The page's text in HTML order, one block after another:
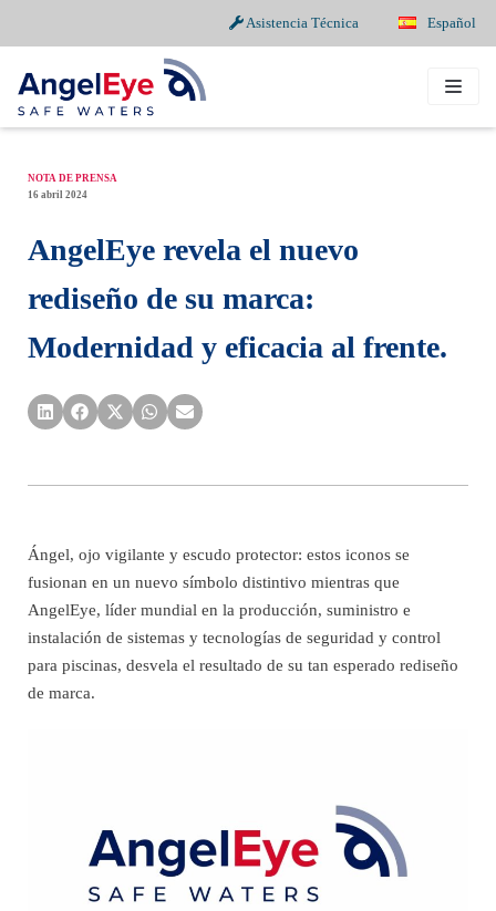
Asistencia Técnica Español
al
contenido
NOTA DE PRENSA
16 abril 2024
AngelEye revela el nuevo
rediseño de su marca:
Modernidad y eficacia al frente.
Ángel, ojo vigilante y escudo protector: estos iconos se
fusionan en un nuevo símbolo distintivo mientras que
AngelEye, líder mundial en la producción, suministro e
instalación de sistemas y tecnologías de seguridad y control
para piscinas, desvela el resultado de su tan esperado rediseño
de marca.